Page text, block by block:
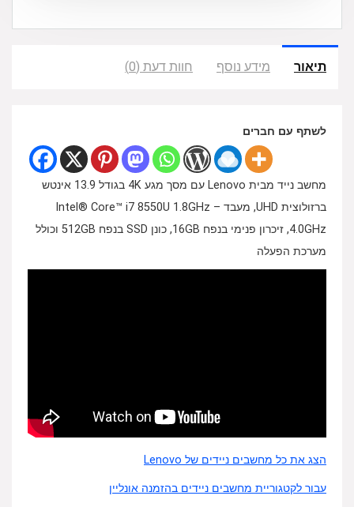
תיאור מידע נוסף חוות דעת (0)
לשתף עם חברים
מחשב נייד מבית Lenovo עם מסך מגע 4K בגודל 13.9 אינטש
ברזולוצית UHD, מעבד Intel® Core™ i7 8550U 1.8GHz –
4.0GHz, זיכרון פנימי בנפח 16GB, כונן SSD בנפח 512GB וכולל
מערכת הפעלה
הצג את כל מחשבים ניידים של Lenovo
עבור לקטגוריית מחשבים ניידים בהזמנה אונליין